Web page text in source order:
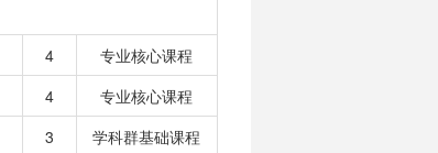
4
专业核心课程
4
专业核心课程
3
学科群基础课程